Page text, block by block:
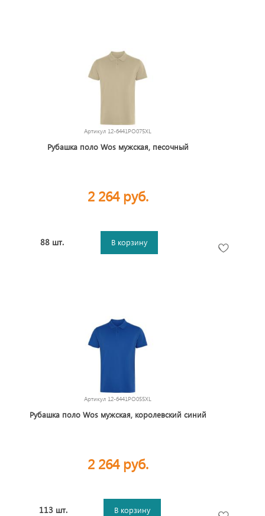
Артикул 12-6441PO075XL
Рубашка поло Wos мужская, песочный
2 264 руб.
88 шт. В корзину
Артикул 12-6441PO055XL
Рубашка поло Wos мужская, королевский синий
2 264 руб.
113 шт. В корзину